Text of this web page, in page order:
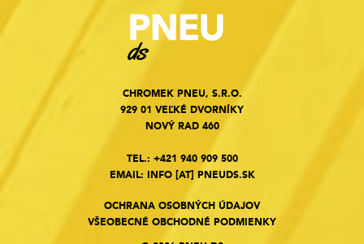
CHROMEK PNEU, S.R.O.
929 01 VEĽKÉ DVORNÍKY
NOVÝ RAD 460
TEL.: +421 940 909 500
EMAIL: INFO[AT] PNEUDS.SK
OCHRANA OSOBNÝCH ÚDAJOV
VŠEOBECNÉ OBCHODNÉ PODMIENKY